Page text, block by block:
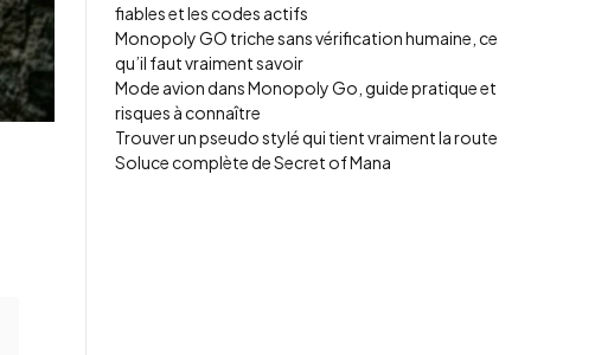
fiables et les codes actifs
Monopoly GO triche sans vérification humaine, ce
qu’il faut vraiment savoir
Mode avion dans Monopoly Go, guide pratique et
risques à connaître
Trouver un pseudo stylé qui tient vraiment la route
Soluce complète de Secret of Mana